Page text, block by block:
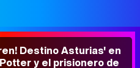
Destino Asturias' en
y el prisionero de